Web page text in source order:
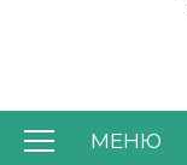
МЕНЮ